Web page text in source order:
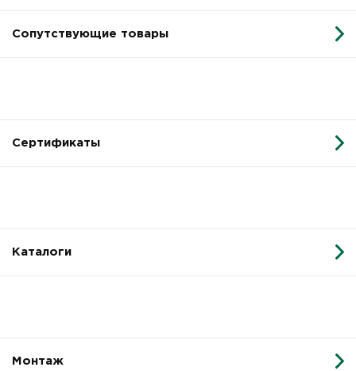
Сопутствующие товары
Сертификаты
Каталоги
Монтаж